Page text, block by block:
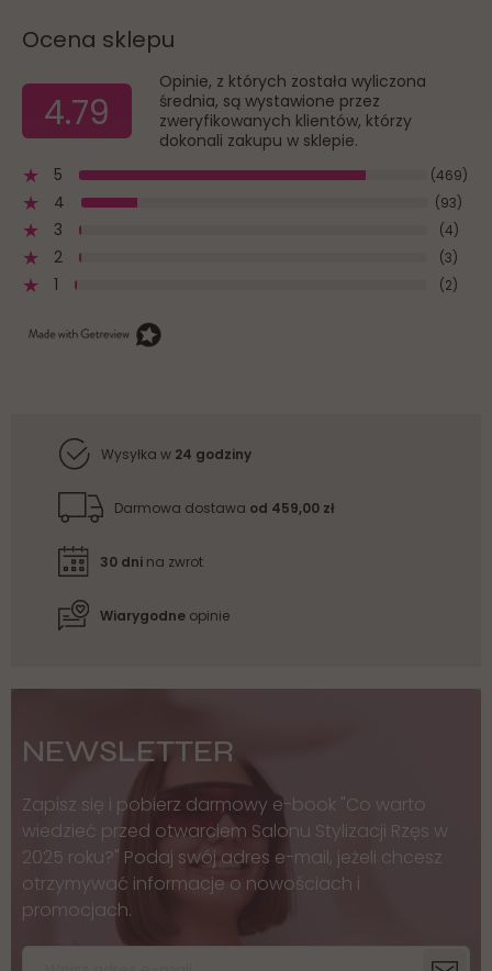
Ocena sklepu
4.79
Opinie, z których została wyliczona
średnia, są wystawione przez
zweryfikowanych klientów, którzy
dokonali zakupu w sklepie.
5
(469)
4 (93)
3 (4)
2 (3)
1 (2)
Wysyłka w 24 godziny
Darmowa dostawa od 459,00 zł
30 dni na zwrot
Wiarygodne opinie
NEWSLETTER
Zapisz się i pobierz darmowy e-book "Co warto
wiedzieć przed otwarciem Salonu Stylizacji Rzęs w
2025 roku?" Podaj swój adres e-mail, jeżeli chcesz
otrzymywać informacje o nowościach i
promocjach.